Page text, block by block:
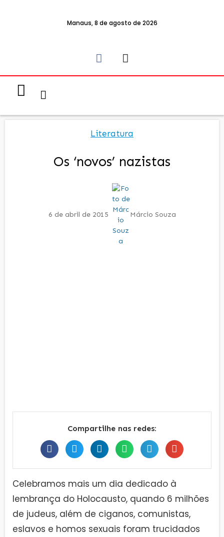
Manaus, 8 de agosto de 2026
Literatura
Os ‘novos’ nazistas
6 de abril de 2015 Márcio Souza
Compartilhe nas redes:
Celebramos mais um dia dedicado à
lembrança do Holocausto, quando 6 milhões
de judeus, além de ciganos, comunistas,
eslavos e homos sexuais foram trucidados